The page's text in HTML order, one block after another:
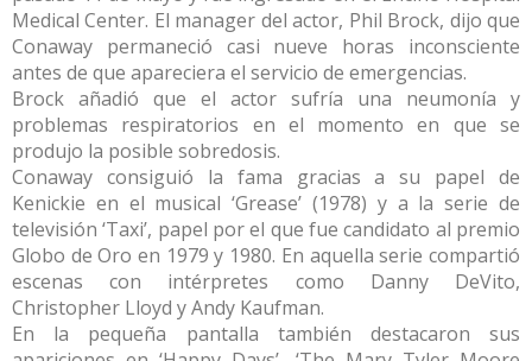
Medical Center. El manager del actor, Phil Brock, dijo que
Conaway permaneció casi nueve horas inconsciente
antes de que apareciera el servicio de emergencias.
Brock añadió que el actor sufría una neumonía y
problemas respiratorios en el momento en que se
produjo la posible sobredosis.
Conaway consiguió la fama gracias a su papel de
Kenickie en el musical ‘Grease’ (1978) y a la serie de
televisión ‘Taxi’, papel por el que fue candidato al premio
Globo de Oro en 1979 y 1980. En aquella serie compartió
escenas con intérpretes como Danny DeVito,
Christopher Lloyd y Andy Kaufman.
En la pequeña pantalla también destacaron sus